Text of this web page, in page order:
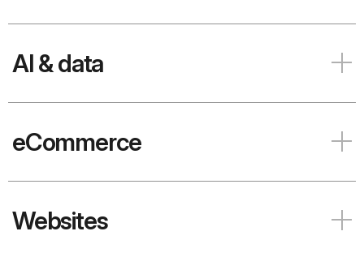
AI & data
eCommerce
Websites